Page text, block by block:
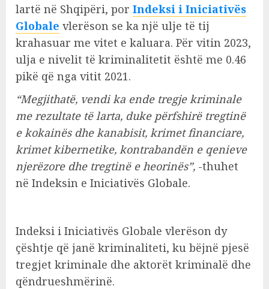
lartë në Shqipëri, por Indeksi i Iniciativës
Globale vlerëson se ka një ulje të tij
krahasuar me vitet e kaluara. Për vitin 2023,
ulja e nivelit të kriminalitetit është me 0.46
pikë që nga vitit 2021.
“Megjithatë, vendi ka ende tregje kriminale
me rezultate të larta, duke përfshirë tregtinë
e kokainës dhe kanabisit, krimet financiare,
krimet kibernetike, kontrabandën e qenieve
njerëzore dhe tregtinë e heorinës”, -thuhet
në Indeksin e Iniciativës Globale.
Indeksi i Iniciativës Globale vlerëson dy
çështje që janë kriminaliteti, ku bëjnë pjesë
tregjet kriminale dhe aktorët kriminalë dhe
qëndrueshmërinë.